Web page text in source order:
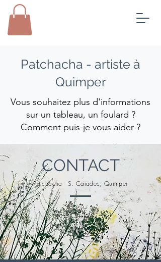
Patchacha - artiste à
Quimper
Vous souhaitez plus d'informations
sur un tableau, un foulard ?
Comment puis-je vous aider ?
CONTACT
Patchacha - S. Caradec, Quimper